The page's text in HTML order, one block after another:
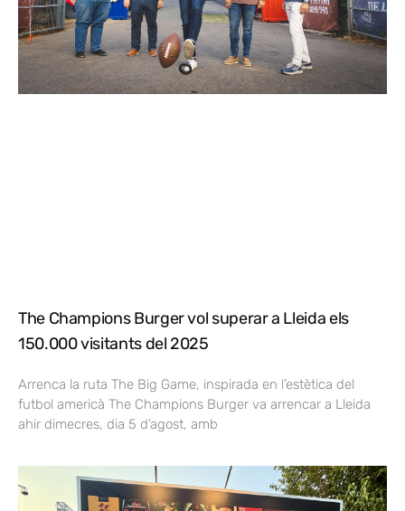
The Champions Burger vol superar a Lleida els
150.000 visitants del 2025
Arrenca la ruta The Big Game, inspirada en l’estètica del
futbol americà The Champions Burger va arrencar a Lleida
ahir dimecres, dia 5 d’agost, amb